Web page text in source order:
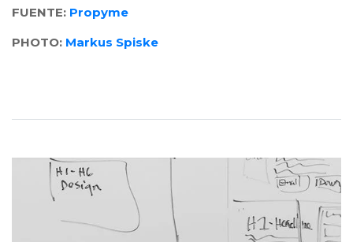
FUENTE: Propyme
PHOTO: Markus Spiske